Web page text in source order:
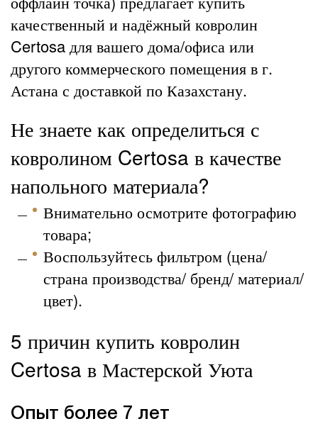
качественный и надёжный ковролин
Certosa для вашего дома/офиса или
другого коммерческого помещения в г.
Астана с доставкой по Казахстану.
Не знаете как определиться с
ковролином Certosa в качестве
напольного материала?
Внимательно осмотрите фотографию
товара;
Воспользуйтесь фильтром (цена/
страна производства/ бренд/ материал/
цвет).
5 причин купить ковролин
Certosa в Мастерской Уюта
Опыт более 7 лет